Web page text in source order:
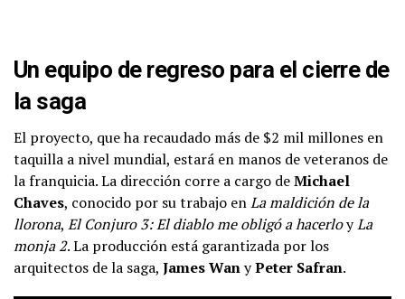
Un equipo de regreso para el cierre de
la saga
El proyecto, que ha recaudado más de $2 mil millones en
taquilla a nivel mundial, estará en manos de veteranos de
la franquicia. La dirección corre a cargo deMichael
Chaves, conocido por su trabajo enLa maldición de la
llorona, El Conjuro 3: El diablo me obligó a hacerloyLa
monja 2. La producción está garantizada por los
arquitectos de la saga, James WanyPeter Safran.